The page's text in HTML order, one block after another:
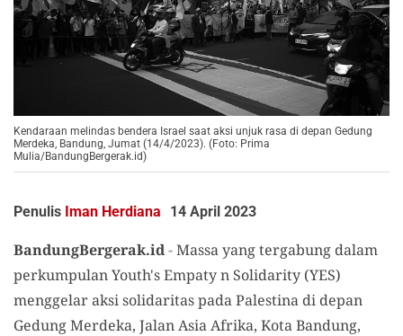
Kendaraan melindas bendera Israel saat aksi unjuk rasa di depan Gedung
Merdeka, Bandung, Jumat (14/4/2023). (Foto: Prima
Mulia/BandungBergerak.id)
Penulis Iman Herdiana 14 April 2023
BandungBergerak.id-Massa yang tergabung dalam
perkumpulan Youth's Empaty n Solidarity (YES)
menggelar aksi solidaritas pada Palestina di depan
Gedung Merdeka, Jalan Asia Afrika, Kota Bandung,